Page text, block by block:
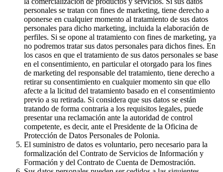
personales se tratan con fines de marketing, tiene derecho a
oponerse en cualquier momento al tratamiento de sus datos
personales para dicho marketing, incluida la elaboración de
perfiles. Si se opone al tratamiento con fines de marketing, ya
no podremos tratar sus datos personales para dichos fines. En
los casos en que el tratamiento de sus datos personales se base
en el consentimiento, en particular el otorgado para los fines
de marketing del responsable del tratamiento, tiene derecho a
retirar su consentimiento en cualquier momento sin que ello
afecte a la licitud del tratamiento basado en el consentimiento
previo a su retirada. Si considera que sus datos se están
tratando de forma contraria a los requisitos legales, puede
presentar una reclamación ante la autoridad de control
competente, es decir, ante el Presidente de la Oficina de
Protección de Datos Personales de Polonia.
El suministro de datos es voluntario, pero necesario para la
formalización del Contrato de Servicios de Información y
Formación y del Contrato de Cuenta de Demostración.